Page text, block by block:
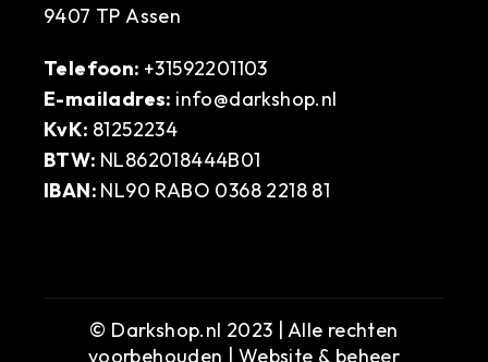
9407 TP Assen
Telefoon: +31592201103
E-mailadres: info@darkshop.nl
KvK: 81252234
BTW: NL862018444B01
IBAN: NL90 RABO 0368 2218 81
© Darkshop.nl 2023 | Alle rechten
voorbehouden | Website & beheer